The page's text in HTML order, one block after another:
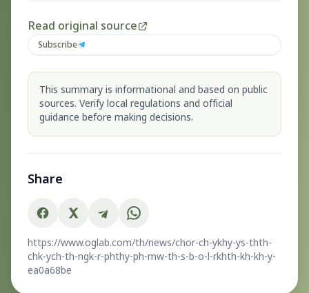
Read original source
Subscribe
This summary is informational and based on public
sources. Verify local regulations and official
guidance before making decisions.
Share
https://www.oglab.com/th/news/chor-ch-ykhy-ys-thth-
chk-ych-th-ngk-r-phthy-ph-mw-th-s-b-o-l-rkhth-kh-kh-y-
ea0a68be